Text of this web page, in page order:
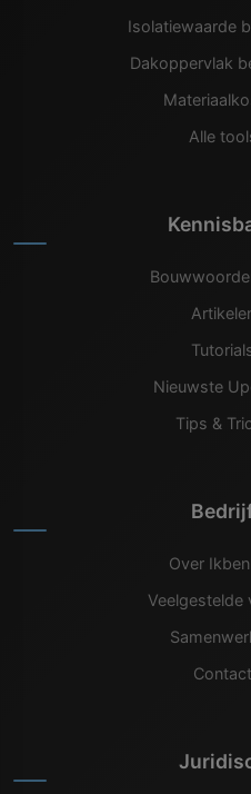
Isolatiewaarde
Dakoppervlak
Alle
Nieuwste
Tips &
Over
Veelgestelde
Contact